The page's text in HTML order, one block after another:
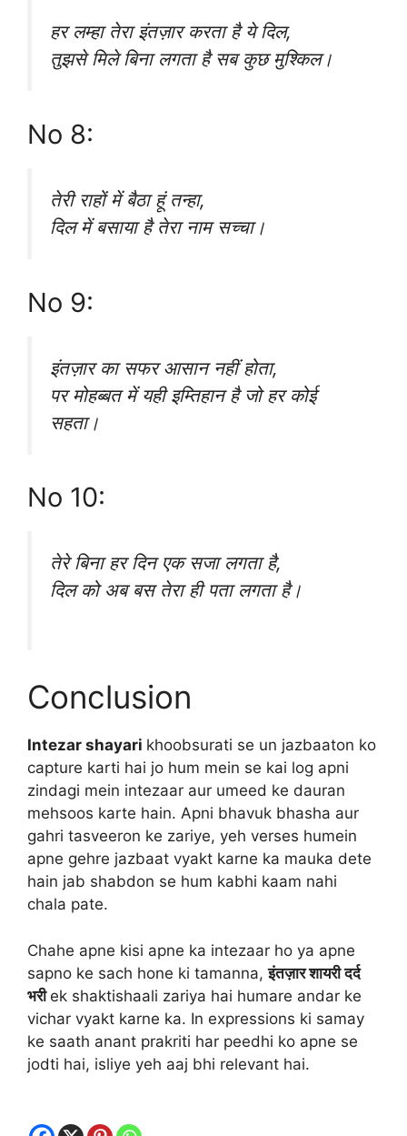
हर लम्हा तेरा इंतज़ार करता है ये दिल,
तुझसे मिले बिना लगता है सब कुछ मुश्किल।
No 8:
तेरी राहों में बैठा हूं तन्हा,
दिल में बसाया है तेरा नाम सच्चा।
No 9:
इंतज़ार का सफर आसान नहीं होता,
पर मोहब्बत में यही इम्तिहान है जो हर कोई
सहता।
No 10:
तेरे बिना हर दिन एक सजा लगता है,
दिल को अब बस तेरा ही पता लगता है।
Conclusion
Intezar shayari khoobsurati se un jazbaaton ko
capture karti hai jo hum mein se kai log apni
zindagi mein intezaar aur umeed ke dauran
mehsoos karte hain. Apni bhavuk bhasha aur
gahri tasveeron ke zariye, yeh verses humein
apne gehre jazbaat vyakt karne ka mauka dete
hain jab shabdon se hum kabhi kaam nahi
chala pate.
Chahe apne kisi apne ka intezaar ho ya apne
sapno ke sach hone ki tamanna,इंतज़ार शायरी दर्द
भरी ek shaktishaali zariya hai humare andar ke
vichar vyakt karne ka. In expressions ki samay
ke saath anant prakriti har peedhi ko apne se
jodti hai, isliye yeh aaj bhi relevant hai.